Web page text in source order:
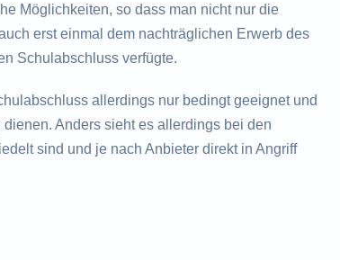
Möglichkeiten, so dass man nicht nur die
erst einmal dem nachträglichen Erwerb des
Schulabschluss verfügte.
allerdings nur bedingt geeignet und
Anders sieht es allerdings bei den
sind und je nach Anbieter direkt in Angriff